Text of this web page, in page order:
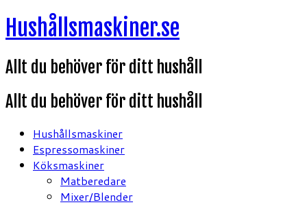
Hoppa
till
Hushållsmaskiner.se
Allt du behöver för ditt hushåll
Allt du behöver för ditt hushåll
Hushållsmaskiner
Espressomaskiner
Köksmaskiner
Matberedare
Mixer/Blender